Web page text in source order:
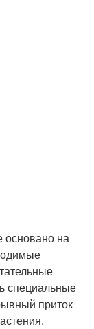
основано на
специальные
приток